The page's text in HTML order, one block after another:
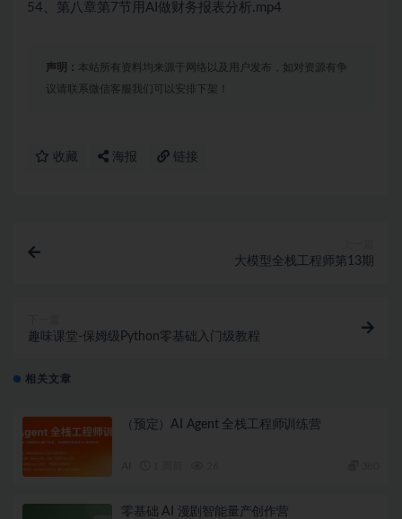
54、第八章第7节用AI做财务报表分析.mp4
声明： 本站所有资料均来源于网络以及用户发布，如对资源有争
议请联系微信客服我们可以安排下架！
收藏 海报 链接
大模型全栈工程师第13期
趣味课堂-保姆级Python零基础入门级教程
相关文章
（预定）AI Agent 全栈工程师训练营
零基础 AI 漫剧智能量产创作营